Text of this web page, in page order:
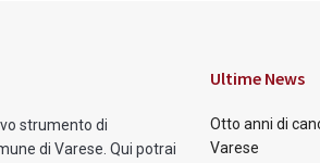
strumento di
di Varese. Qui potrai
Ultime News
Otto anni di
Varese